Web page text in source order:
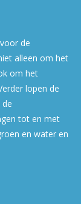
de
alleen om het
om het
lopen de
tot en met
en water en